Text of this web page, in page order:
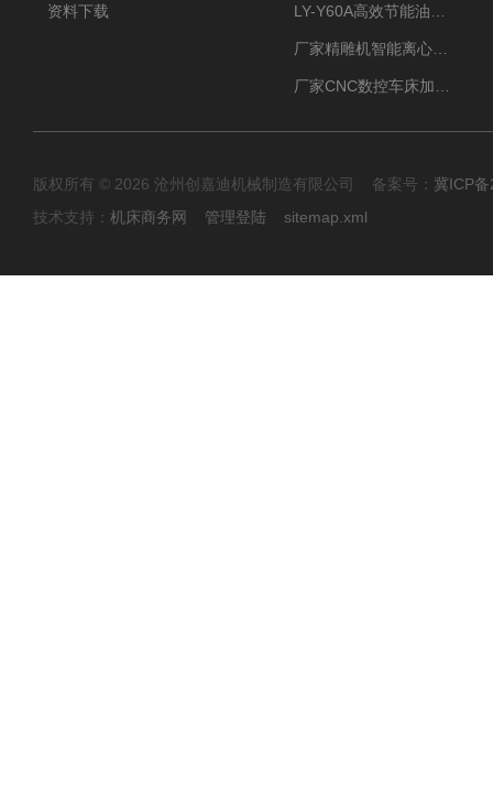
资料下载
版权所有 © 2026 沧州创嘉迪机械制造有限公司 备案号： 冀ICP
技术支持： 机床商务网 管理登陆 sitemap.xml